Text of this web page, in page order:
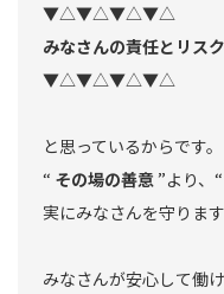
▼△▼△▼△▼△
みなさんの責任とリス
▼△▼△▼△▼△
と思っているからです。
“ その場の善意”より、“
実にみなさんを守りま
みなさんが安心して働